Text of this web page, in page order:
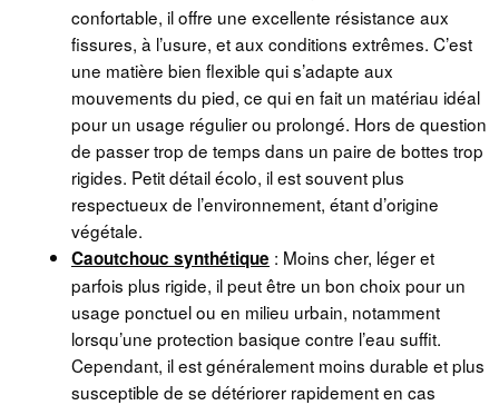
confortable, il offre une excellente résistance aux
fissures, à l’usure, et aux conditions extrêmes. C’est
une matière bien flexible qui s’adapte aux
mouvements du pied, ce qui en fait un matériau idéal
pour un usage régulier ou prolongé. Hors de question
de passer trop de temps dans un paire de bottes trop
rigides. Petit détail écolo, il est souvent plus
respectueux de l’environnement, étant d’origine
végétale.
Caoutchouc synthétique : Moins cher, léger et
parfois plus rigide, il peut être un bon choix pour un
usage ponctuel ou en milieu urbain, notamment
lorsqu’une protection basique contre l’eau suffit.
Cependant, il est généralement moins durable et plus
susceptible de se détériorer rapidement en cas